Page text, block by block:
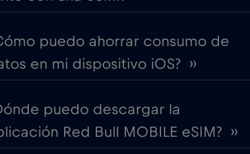
€5 ,-/GB
€1,-/GB Egipto
€2,-/GB España
puedo ahorrar consumo de
en mi dispositivo iOS? ››
puedo descargar la
Red Bull MOBILE eSIM? ››